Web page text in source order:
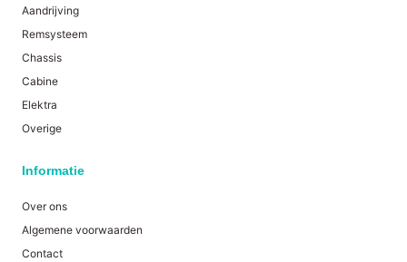
Aandrijving
Remsysteem
Chassis
Cabine
Elektra
Overige
Informatie
Over ons
Algemene voorwaarden
Contact